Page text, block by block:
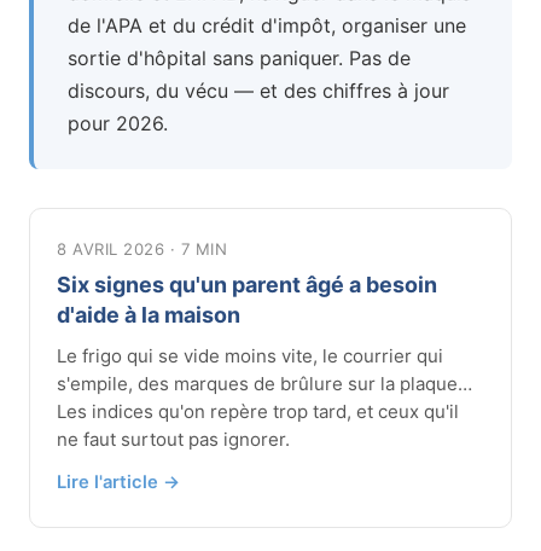
de l'APA et du crédit d'impôt, organiser une
sortie d'hôpital sans paniquer. Pas de
discours, du vécu — et des chiffres à jour
pour 2026.
8 AVRIL 2026 · 7 MIN
Six signes qu'un parent âgé a besoin
d'aide à la maison
Le frigo qui se vide moins vite, le courrier qui
s'empile, des marques de brûlure sur la plaque…
Les indices qu'on repère trop tard, et ceux qu'il
ne faut surtout pas ignorer.
Lire l'article →